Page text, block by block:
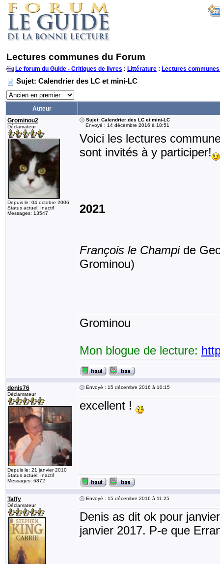
Lectures communes du Forum
Le forum du Guide - Critiques de livres : Littérature : Lectures
Sujet: Calendrier des LC et mini-LC
Auteur
Grominou2
Déclamateur
Depuis le: 04 octobre 2006
Status actuel: Inactif
Messages: 13547
Sujet: Calendrier des LC et mini-LC
Envoyé : 14 décembre 2016 à 18:51
Voici les lectures
sont invités à y participer!
2021
François le Champide
Grominou)
Grominou
Mon blogue de lecture:
denis76
Déclamateur
Depuis le: 21 janvier 2010
Status actuel: Inactif
Messages: 6872
Envoyé : 15 décembre 2016 à 10:15
excellent !
Taffy
Déclamateur
Envoyé : 15 décembre 2016 à 11:25
Denis as dit ok pour
janvier 2017. P-e que